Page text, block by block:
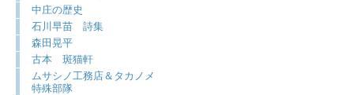
中庄の歴史
石川早苗 詩集
森田晃平
古本 斑猫軒
ムサシノ工務店＆タカノメ
特殊部隊